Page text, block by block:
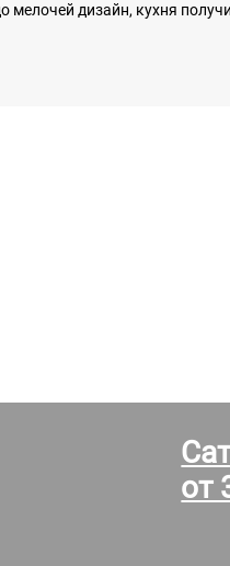
дизайн, кухня
от